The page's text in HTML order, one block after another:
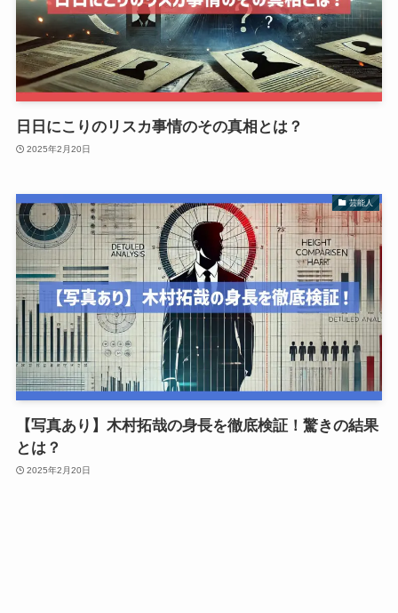
日日にこりのリスカ事情のその真相とは？
2025年2月20日
芸能人
【写真あり】木村拓哉の身長を徹底検証！驚きの結果
とは？
2025年2月20日